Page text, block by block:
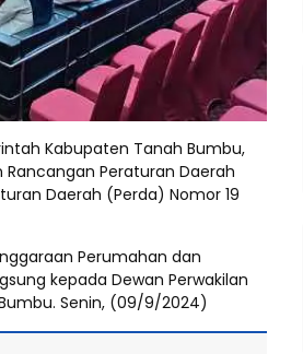
Kabupaten Tanah Bumbu,
Peraturan Daerah
Daerah (Perda) Nomor 19
Perumahan dan
kepada Dewan Perwakilan
Senin, (09/9/2024)